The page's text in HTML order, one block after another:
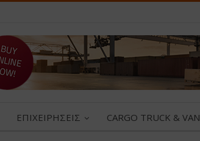
ΕΠΙΧΕΙΡΗΣΕΙΣ CARGO TRUCK & VAN